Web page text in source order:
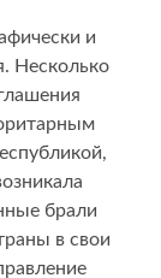
и
Несколько
брали
в свои